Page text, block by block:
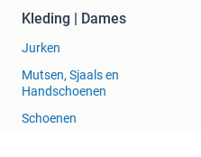
Kleding | Dames
Jurken
Mutsen, Sjaals en
Handschoenen
Schoenen